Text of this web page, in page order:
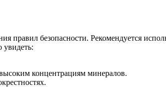
правил безопасности. Рекомендуется
концентрациям минералов.